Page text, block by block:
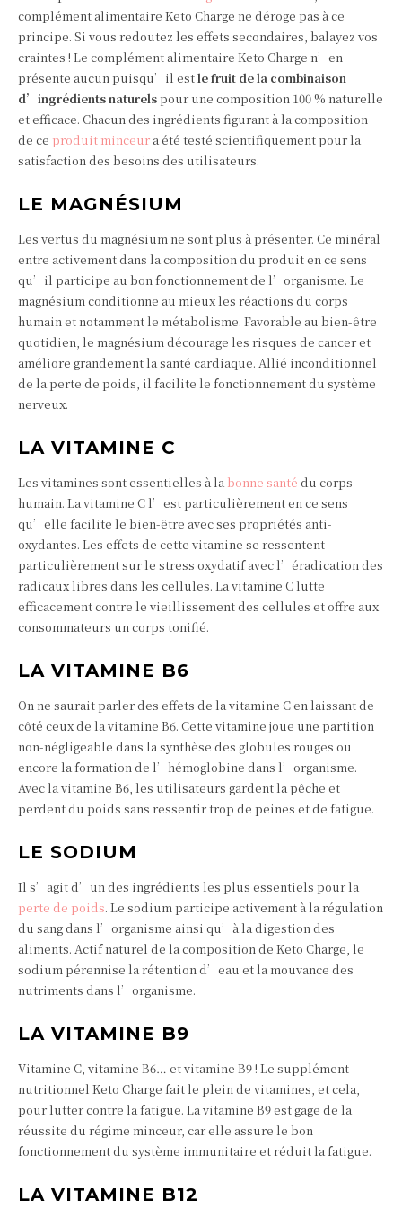
complément alimentaire Keto Charge ne déroge pas à ce
principe. Si vous redoutez les effets secondaires, balayez vos
craintes ! Le complément alimentaire Keto Charge n’en
présente aucun puisqu’il estle fruit de la combinaison
d’ingrédients naturelspour une composition 100 % naturelle
et efficace. Chacun des ingrédients figurant à la composition
de ce produit minceur a été testé scientifiquement pour la
satisfaction des besoins des utilisateurs.
LE MAGNÉSIUM
Les vertus du magnésium ne sont plus à présenter. Ce minéral
entre activement dans la composition du produit en ce sens
qu’il participe au bon fonctionnement de l’organisme. Le
magnésium conditionne au mieux les réactions du corps
humain et notamment le métabolisme. Favorable au bien-être
quotidien, le magnésium décourage les risques de cancer et
améliore grandement la santé cardiaque. Allié inconditionnel
de la perte de poids, il facilite le fonctionnement du système
nerveux.
LA VITAMINE C
Les vitamines sont essentielles à la bonne santé du corps
humain. La vitamine C l’est particulièrement en ce sens
qu’elle facilite le bien-être avec ses propriétés anti-
oxydantes. Les effets de cette vitamine se ressentent
particulièrement sur le stress oxydatif avec l’éradication des
radicaux libres dans les cellules. La vitamine C lutte
efficacement contre le vieillissement des cellules et offre aux
consommateurs un corps tonifié.
LA VITAMINE B6
On ne saurait parler des effets de la vitamine C en laissant de
côté ceux de la vitamine B6. Cette vitamine joue une partition
non-négligeable dans la synthèse des globules rouges ou
encore la formation de l’hémoglobine dans l’organisme.
Avec la vitamine B6, les utilisateurs gardent la pêche et
perdent du poids sans ressentir trop de peines et de fatigue.
LE SODIUM
Il s’agit d’un des ingrédients les plus essentiels pour la
perte de poids. Le sodium participe activement à la régulation
du sang dans l’organisme ainsi qu’à la digestion des
aliments. Actif naturel de la composition de Keto Charge, le
sodium pérennise la rétention d’eau et la mouvance des
nutriments dans l’organisme.
LA VITAMINE B9
Vitamine C, vitamine B6… et vitamine B9 ! Le supplément
nutritionnel Keto Charge fait le plein de vitamines, et cela,
pour lutter contre la fatigue. La vitamine B9 est gage de la
réussite du régime minceur, car elle assure le bon
fonctionnement du système immunitaire et réduit la fatigue.
LA VITAMINE B12